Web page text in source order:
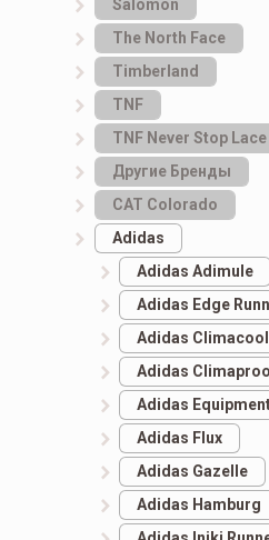
Salomon
The North Face
Timberland
TNF
TNF Never Stop Lace
Другие Бренды
САТ Colorado
Adidas
Adidas Adimule
Adidas Edge
Adidas Climacool
Adidas
Adidas
Adidas Flux
Adidas Gazelle
Adidas Hamburg